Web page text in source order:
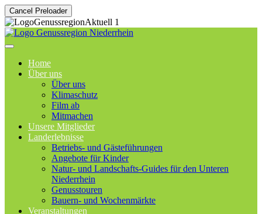
Cancel Preloader
Home
Über uns
Über uns
Klimaschutz
Film ab
Mitmachen
Unsere Mitglieder
Landerlebnisse
Betriebs- und Gästeführungen
Angebote für Kinder
Natur- und Landschafts-Guides für den Unteren
Niederrhein
Genusstouren
Bauern- und Wochenmärkte
Veranstaltungen